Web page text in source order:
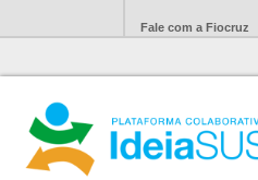
Fale com a Fiocruz